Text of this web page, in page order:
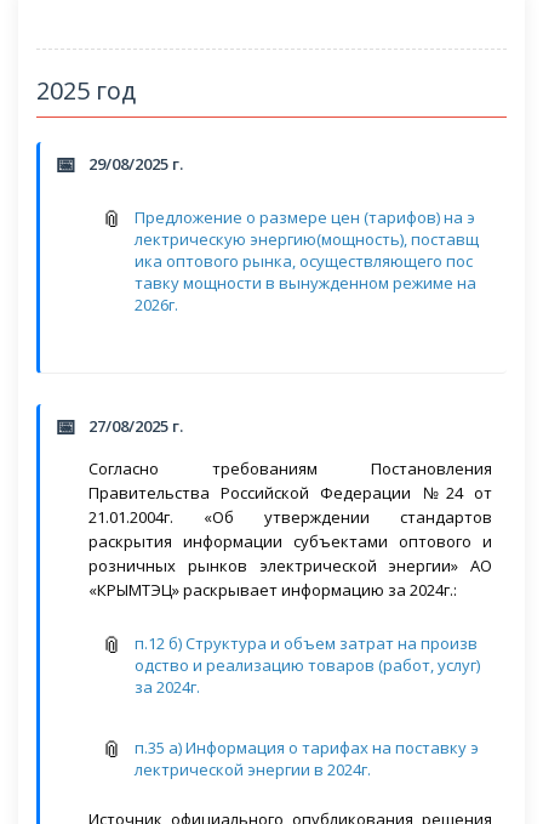
2025 год
29/08/2025 г.
Предложение о размере цен (тарифов) на э
лектрическую энергию(мощность), поставщ
ика оптового рынка, осуществляющего пос
тавку мощности в вынужденном режиме на
2026г.
27/08/2025 г.
Согласно требованиям Постановления
Правительства Российской Федерации №24 от
21.01.2004г. «Об утверждении стандартов
раскрытия информации субъектами оптового и
розничных рынков электрической энергии» АО
«КРЫМТЭЦ» раскрывает информацию за 2024г.:
п.12 б) Структура и объем затрат на произв
одство и реализацию товаров (работ, услуг)
за 2024г.
п.35 а) Информация о тарифах на поставку э
лектрической энергии в 2024г.
Источник официального опубликования решения